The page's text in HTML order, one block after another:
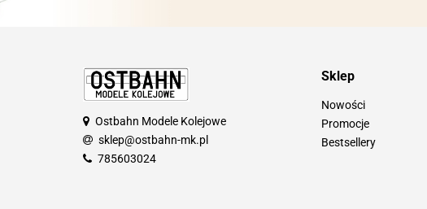
Ostbahn Modele Kolejowe
sklep@ostbahn-mk.pl
785603024
Sklep
Nowości
Promocje
Bestsellery